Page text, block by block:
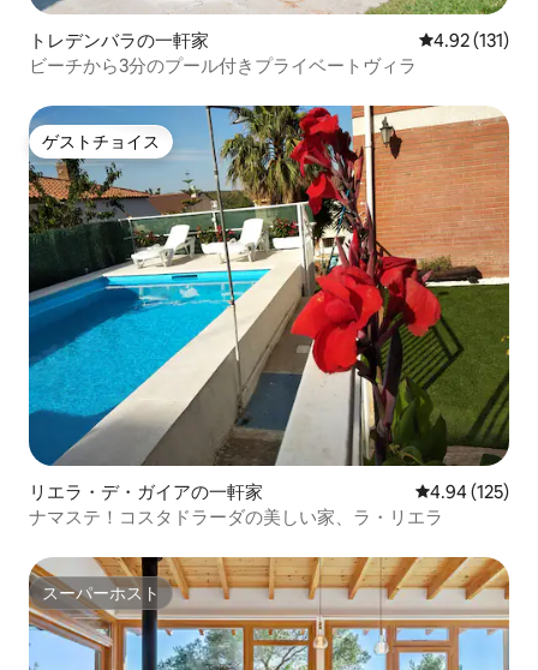
トレデンバラの一軒家 レビュー131
4.92 (131)
ビーチから3分のプール付きプライベートヴィラ
ゲストチョイス
ゲストチョイス
リエラ・デ・ガイアの一軒家 レビュー125
4.94 (125)
ナマステ！コスタドラーダの美しい家、ラ・リエラ
スーパーホスト
スーパーホスト